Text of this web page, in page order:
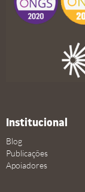
Institucional
Blog
Publicações
Apoiadores